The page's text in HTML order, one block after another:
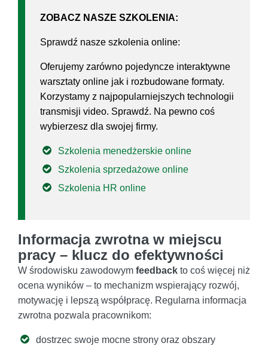
ZOBACZ NASZE SZKOLENIA:
Sprawdź nasze szkolenia online:
Oferujemy zarówno pojedyncze interaktywne
warsztaty online jak i rozbudowane formaty.
Korzystamy z najpopularniejszych technologii
transmisji video. Sprawdź. Na pewno coś
wybierzesz dla swojej firmy.
Szkolenia menedżerskie online
Szkolenia sprzedażowe online
Szkolenia HR online
Informacja zwrotna w miejscu
pracy – klucz do efektywności
W środowisku zawodowym feedback to coś więcej niż
ocena wyników – to mechanizm wspierający rozwój,
motywację i lepszą współpracę. Regularna informacja
zwrotna pozwala pracownikom:
dostrzec swoje mocne strony oraz obszary